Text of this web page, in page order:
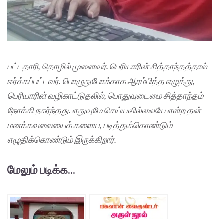
பட்டதாரி, தொழில் முனைவர். பெரியாரின் சித்தாந்தத்தால்
ஈர்க்கப்பட்டவர். பொழுதுபோக்காக ஆரம்பித்த எழுத்து,
பெரியாரின் வழிகாட்டுதலில், பொதுவுடைமை சித்தாந்தம்
நோக்கி நகர்ந்தது. எதுவுமே செய்யவில்லையே என்ற தன்
மனக்கவலையைக் களைய, படித்துக்கொண்டும்
எழுதிக்கொண்டும் இருக்கிறார்.
மேலும் படிக்க...